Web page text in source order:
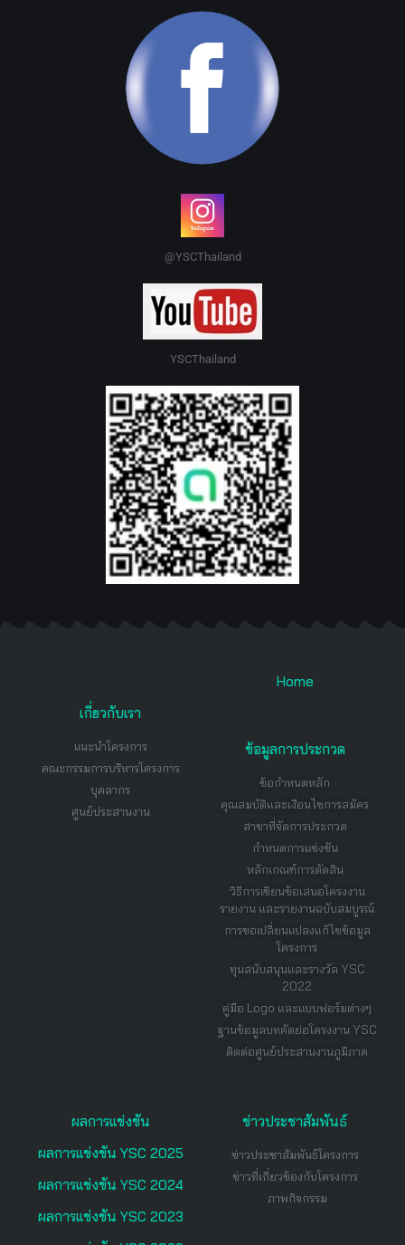
@YSCThailand
YSCThailand
Home
เกี่ยวกับเรา
แนะนำโครงการ
คณะกรรมการบริหารโครงการ
บุคลากร
ศูนย์ประสานงาน
ข้อมูลการประกวด
ข้อกำหนดหลัก
คุณสมบัติและเงือนไขการสมัคร
สาขาที่จัดการประกวด
กำหนดการแข่งขัน
หลักเกณฑ์การตัดสิน
วิธีการเขียนข้อเสนอโครงงาน
รายงาน และรายงานฉบับสมบูรณ์
การขอเปลี่ยนแปลงแก้ไขข้อมูล
โครงการ
ทุนสนับสนุนและรางวัล YSC
2022
คู่มือ Logo และแบบฟอร์มต่างๆ
ฐานข้อมูลบทคัดย่อโครงงาน YSC
ติดต่อศูนย์ประสานงานภูมิภาค
ผลการแข่งขัน
ผลการแข่งขัน YSC 2025
ผลการแข่งขัน YSC 2024
ผลการแข่งขัน YSC 2023
ข่าวประชาสัมพันธ์
ข่าวประชาสัมพันธ์โครงการ
ข่าวที่เกี่ยวข้องกับโครงการ
ภาพกิจกรรม